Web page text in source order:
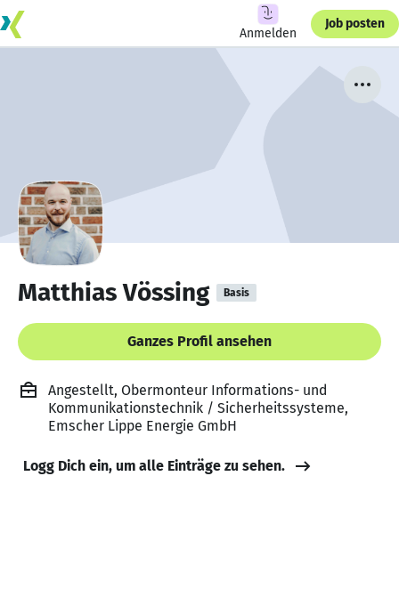
Anmelden
Job posten
Matthias Vössing Basis
Ganzes Profil ansehen
Angestellt, Obermonteur Informations- und
Kommunikationstechnik / Sicherheitssysteme,
Emscher Lippe Energie GmbH
Logg Dich ein, um alle Einträge zu sehen.